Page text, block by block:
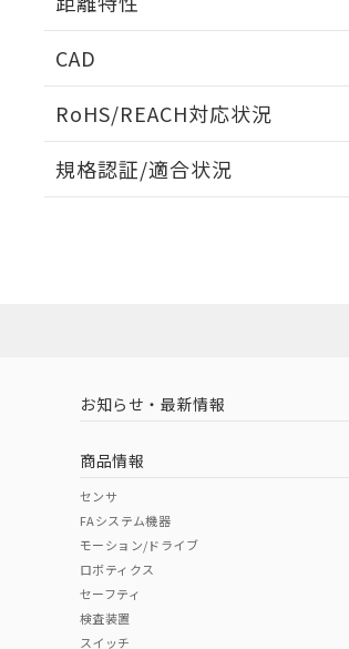
CAD
RoHS/REACH対応状況
EU RoHS 注意事項・凡例
中国 RoHS 注意事項・凡例
中国 RoHS表
Pb Hg
規格認証/適合状況
（イギリス
（ノルウェー
お知らせ・最新情報
商品情報
センサ
FAシステム機器
モーション/ドライブ
ロボティクス
セーフティ
検査装置
スイッチ